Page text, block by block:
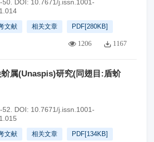
DOI: 10.7671/j.issn.1001-
文献 相关文章 PDF[280KB]
1206 1167
蚧属(Unaspis)研究(同翅目:盾蚧
DOI: 10.7671/j.issn.1001-
文献 相关文章 PDF[134KB]